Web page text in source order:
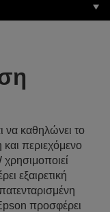
να καθηλώνει το
περιεχόμενο
εξαιρετική
προσφέρει